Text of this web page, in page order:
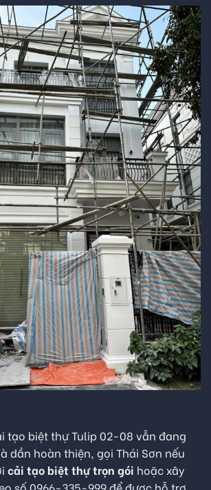
tạo biệt thự Tulip 02-08 vẫn đang
dần hoàn thiện, gọi Thái Sơn nếu
cải tạo biệt thự trọn gói hoặc xây
số0966-335-999để được hỗ trợ,